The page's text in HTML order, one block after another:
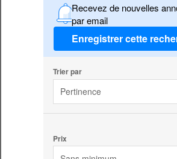
Recevez de nouvelles
par email
Enregistrer cette
Trier par
Pertinence
Prix